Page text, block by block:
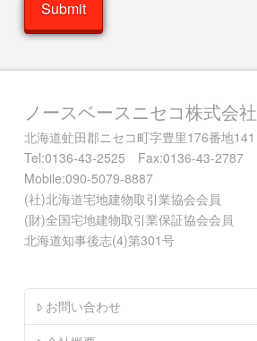
ノースベースニセコ株式会社
北海道虻田郡ニセコ町字豊里176番地141
Tel:0136-43-2525 Fax:0136-43-2787
Mobile:090-5079-8887
(社)北海道宅地建物取引業協会会員
(財)全国宅地建物取引業保証協会会員
北海道知事後志(4)第301号
お問い合わせ